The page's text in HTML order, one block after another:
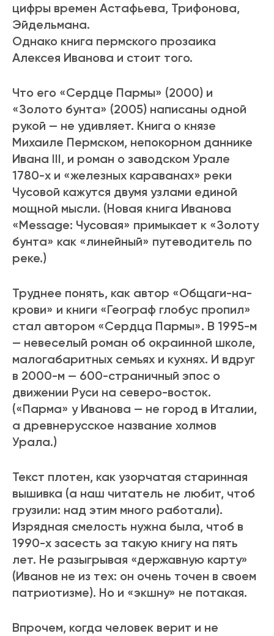
цифры времен Астафьева, Трифонова,
Эйдельмана.
Однако книга пермского прозаика
Алексея Иванова и стоит того.
Что его «Сердце Пармы» (2000) и
«Золото бунта» (2005) написаны одной
рукой — не удивляет. Книга о князе
Михаиле Пермском, непокорном даннике
Ивана III, и роман о заводском Урале
1780-х и «железных караванах» реки
Чусовой кажутся двумя узлами единой
мощной мысли. (Новая книга Иванова
«Message: Чусовая» примыкает к «Золоту
бунта» как «линейный» путеводитель по
реке.)
Труднее понять, как автор «Общаги-на-
крови» и книги «Географ глобус пропил»
стал автором «Сердца Пармы». В 1995-м
— невеселый роман об окраинной школе,
малогабаритных семьях и кухнях. И вдруг
в 2000-м — 600-страничный эпос о
движении Руси на северо-восток.
(«Парма» у Иванова — не город в Италии,
а древнерусское название холмов
Урала.)
Текст плотен, как узорчатая старинная
вышивка (а наш читатель не любит, чтоб
грузили: над этим много работали).
Изрядная смелость нужна была, чтоб в
1990-х засесть за такую книгу на пять
лет. Не разыгрывая «державную карту»
(Иванов не из тех: он очень точен в своем
патриотизме). Но и «экшну» не потакая.
Впрочем, когда человек верит и не